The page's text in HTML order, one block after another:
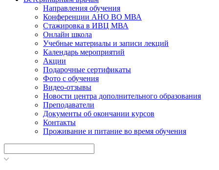
Направления обучения
Конференции АНО ВО МВА
Стажировка в ИВЦ МВА
Онлайн школа
Учебные материалы и записи лекций
Календарь мероприятий
Акции
Подарочные сертификаты
Фото с обучения
Видео-отзывы
Новости центра дополнительного образования
Преподаватели
Документы об окончании курсов
Контакты
Проживание и питание во время обучения